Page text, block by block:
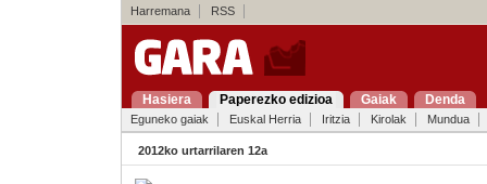
Harremana RSS
Hasiera Paperezko edizioa Gaiak Denda
Eguneko gaiak Euskal Herria Iritzia Kirolak Mundua
2012ko urtarrilaren 12a